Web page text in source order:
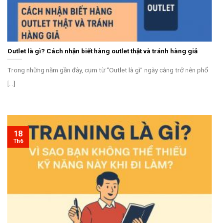
Outlet là gì? Cách nhận biết hàng outlet thật và tránh hàng giả
Trong những năm gần đây, cụm từ “Outlet là gì” ngày càng trở nên phổ
[...]
18
Th6